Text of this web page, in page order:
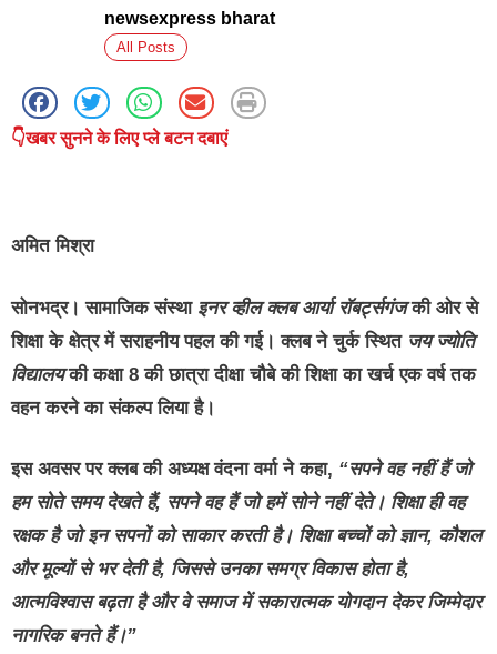
newsexpress bharat
All Posts
👇खबर सुनने के लिए प्ले बटन दबाएं
अमित मिश्रा
सोनभद्र। सामाजिक संस्था इनर व्हील क्लब आर्या रॉबर्ट्सगंजकी ओर से
शिक्षा के क्षेत्र में सराहनीय पहल की गई। क्लब ने चुर्क स्थित जय ज्योति
विद्यालयकी कक्षा 8 की छात्रादीक्षा चौबेकी शिक्षा का खर्च एक वर्ष तक
वहन करने का संकल्प लिया है।
इस अवसर पर क्लब की अध्यक्षवंदना वर्माने कहा, “सपने वह नहीं हैं जो
हम सोते समय देखते हैं, सपने वह हैं जो हमें सोने नहीं देते। शिक्षा ही वह
रक्षक है जो इन सपनों को साकार करती है। शिक्षा बच्चों को ज्ञान, कौशल
और मूल्यों से भर देती है, जिससे उनका समग्र विकास होता है,
आत्मविश्वास बढ़ता है और वे समाज में सकारात्मक योगदान देकर जिम्मेदार
नागरिक बनते हैं।”